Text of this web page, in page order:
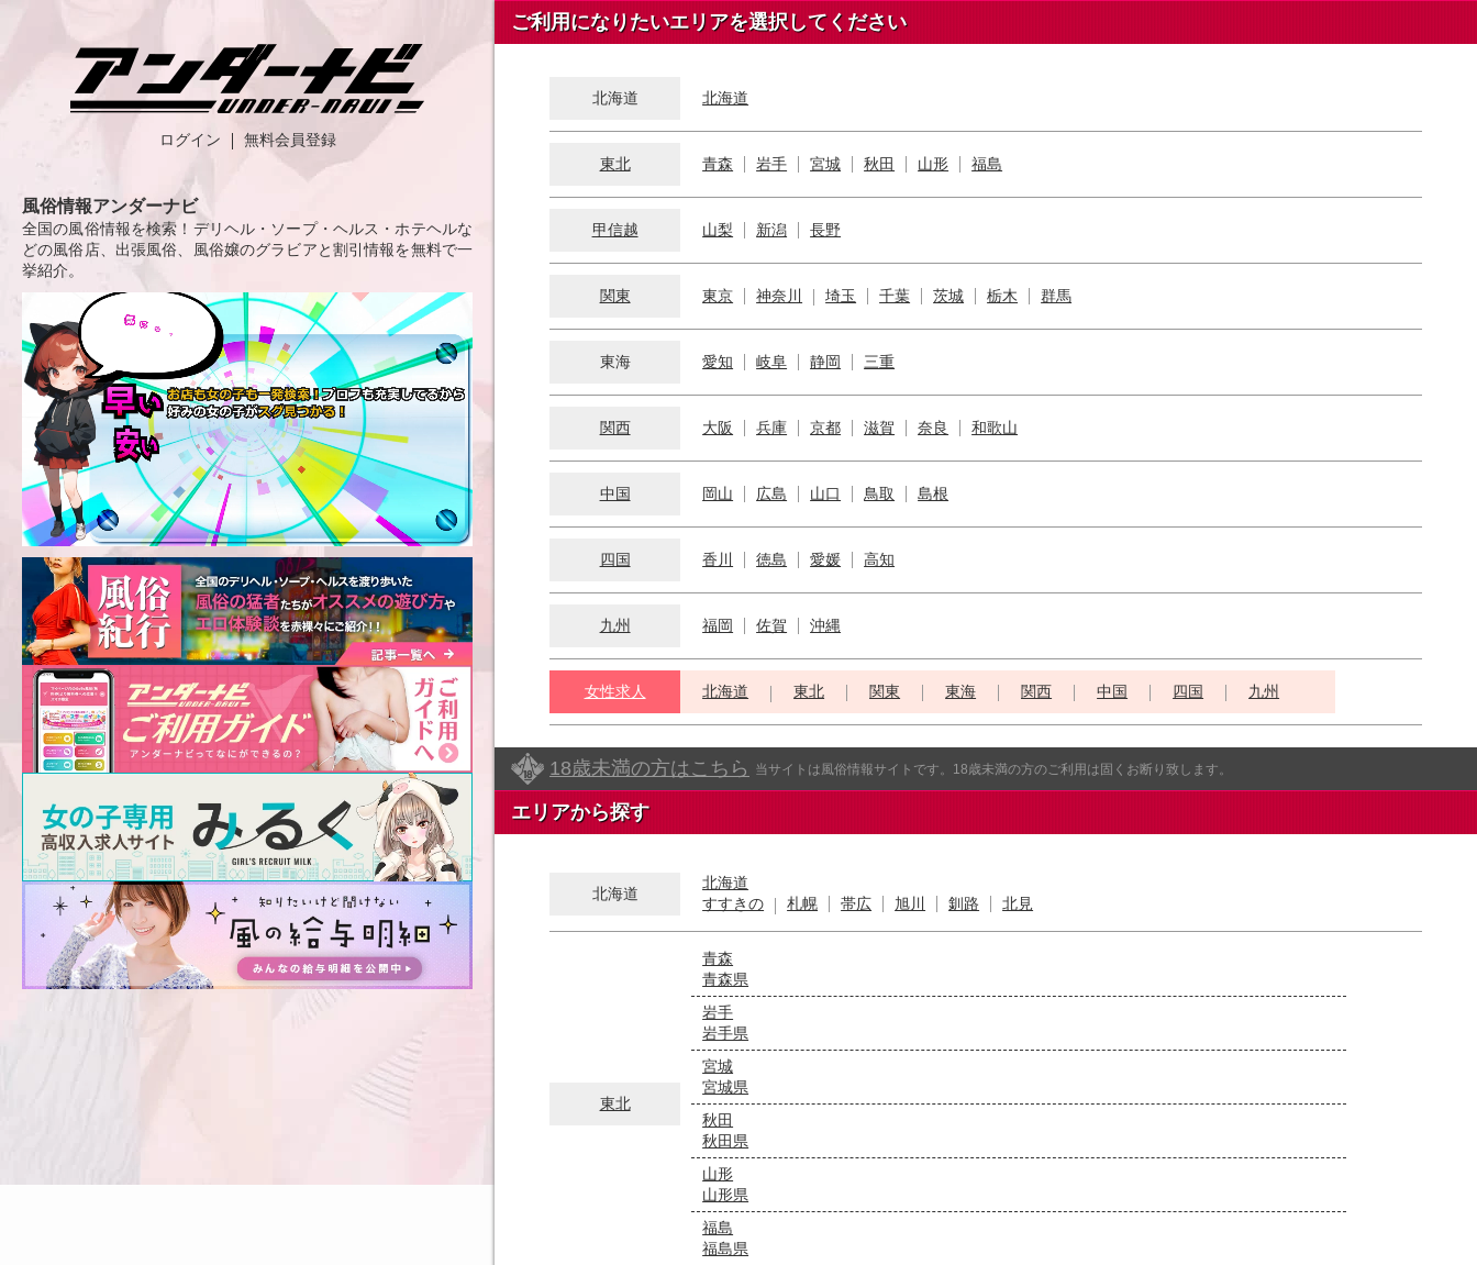
ログイン 無料会員登録
風俗情報アンダーナビ
全国の風俗情報を検索！デリヘル・ソープ・ヘルス・ホテヘルな
どの風俗店、出張風俗、風俗嬢のグラビアと割引情報を無料で一
挙紹介。
ご利用になりたいエリアを選択してください
北海道 北海道
東北 青森 岩手 宮城 秋田 山形 福島
甲信越 山梨 新潟 長野
関東 東京 神奈川 埼玉 千葉 茨城 栃木 群馬
東海 愛知 岐阜 静岡 三重
関西 大阪 兵庫 京都 滋賀 奈良 和歌山
中国 岡山 広島 山口 鳥取 島根
四国 香川 徳島 愛媛 高知
九州 福岡 佐賀 沖縄
女性求人 北海道 東北 関東 東海 関西 中国 四国 九州
18歳未満の方はこちら 当サイトは風俗情報サイトです。18歳未満の方のご利用は固くお断り致します。
エリアから探す
北海道
北海道
すすきの
札幌 帯広 旭川 釧路 北見
東北
青森
青森県
岩手
岩手県
宮城
宮城県
秋田
秋田県
山形
山形県
福島
福島県